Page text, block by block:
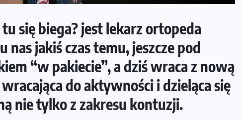
się biega? jest lekarz ortopeda
nas jakiś czas temu, jeszcze pod
“w pakiecie”, a dziś wraca z nową
do aktywności i dzieląca się
nie tylko z zakresu kontuzji.